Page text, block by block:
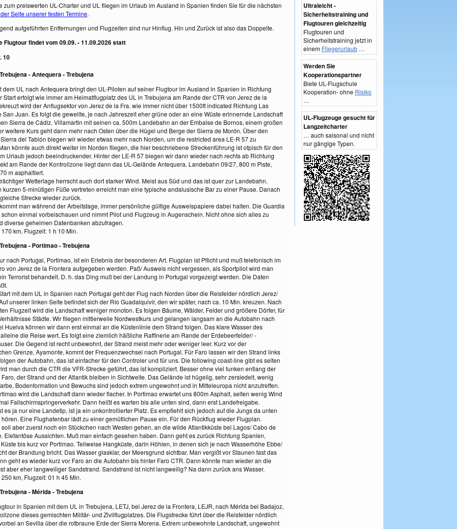
Ultraleicht -
Sicherheitstraining und
Flugtouren gleichzeitig
Flugtouren und
Sicherheitstraining jetzt in
einem Fliegerurlaub …
Werden Sie
Kooperationspartner
Biete UL-Flugschule
Kooperation- ohne Risiko
…
UL-Flugzeuge gesucht für
Langzeitcharter
… auch saisonal und nicht
nur gängige Typen.
zum preiswerten UL-Charter und UL fliegen im Urlaub im Ausland in Spanien finden Sie für die nächsten
Seite unserer festen Termine.
aufgeführten Entfernungen und Flugzeiten sind nur Hinflug. Hin und Zurück ist also das Doppelte.
Flugtour findet vom 09.09. - 11.09.2026 statt
10
- Antequera - Trebujena
dem UL nach Antequera bringt den UL-Piloten auf seiner Flugtour im Ausland in Spanien in Richtung
Start erfolgt wie immer am Heimatflugplatz des UL in Trebujena am Rande der CTR von Jerez de la
wird der Anflugsektor von Jerez de la Fra. wie immer nicht über 1500ft indicated Richtung Las
San Juan. Es folgt die gewellte, je nach Jahreszeit eher grüne oder an eine Wüste erinnernde Landschaft
Sierra de Cádiz. Villamartin mit seinen ca. 500m Landebahn an der Embalse de Bornos, einem großen
weitere Kurs geht dann mehr nach Osten über die Hügel und Berge der Sierra de Morón. Über den
del Tablón biegen wir wieder etwas mehr nach Norden, um die restricted area LE-R 57 zu
könnte auch direkt weiter im Norden fliegen, die hier beschriebene Streckenführung ist otpisch für den
Urlaub jedoch beeindruckender. Hinter der LE-R 57 biegen wir dann wieder nach rechts ab Richtung
am Rande der Kontrollzone liegt dann das UL-Gelände Antequera. Landebahn 09/27, 800 m Piste,
m asphaltiert.
Wetterlage herrscht auch dort starker Wind. Meist aus Süd und das ist quer zur Landebahn.
kurzen 5-minütigen Füße vertreten erreicht man eine typische andalusische Bar zu einer Pause. Danach
Strecke wieder zurück.
man während der Arbeitstage, immer persönliche gültige Ausweispapiere dabei halten. Die Guardia
einmal vorbeischauen und nimmt Pilot und Flugzeug in Augenschein. Nicht ohne sich alles zu
diverse geheimen Datenbanken abzufragen.
km, Flugzeit: 1 h 10 Min.
- Portimao - Trebujena
nach Portugal, Portimao, ist ein Erlebnis der besonderen Art. Flugplan ist Pflicht und muß telefonisch im
von Jerez de la Frontera aufgegeben werden. Paß/ Ausweis nicht vergessen, als Sportpilot wird man
Terrorist behandelt. D. h. das Ding muß bei der Landung in Portugal vorgezeigt werden. Die Daten
mit dem UL in Spanien nach Portugal geht der Flug nach Norden über die Reisfelder nördlich Jerez/
unserer linken Seite befindet sich der Río Guadalquivir, den wir später, nach ca. 10 Min. kreuzen. Nach
Flugzeit wird die Landschaft weniger monoton. Es folgen Bäume, Wälder, Felder und größere Dörfer, für
Städte. Wir fliegen mittlerweile Nordwestkurs und gelangen langsam an die Autobahn nach
Huelva können wir dann erst einmal an die Küstenlinie dem Strand folgen. Das klare Wasser des
die Reise wert. Es folgt eine ziemlich häßliche Raffinerie am Rande der Erdebeerfelder/ -
Die Gegend ist recht unbewohnt, der Strand meist mehr oder weniger leer. Kurz vor der
Grenze, Ayamonte, kommt der Frequenzwechsel nach Portugal. Für Faro lassen wir den Strand links
der Autobahn, das ist einfacher für den Controler und für uns. Die following coast-line gibt es selten
man durch die CTR die VFR-Strecke geführt, das ist kompliziert. Besser ohne viel funken entlang der
der Strand und der Atlantik bleiben in Sichtweite. Das Gelände ist hügelig, sehr zersiedelt, wenig
Bodenformation und Bewuchs sind jedoch extrem ungewohnt und in Mitteleuropa nicht anzutreffen.
wird die Landschaft dann wieder flacher. In Portimao erwartet uns 800m Asphalt, selten wenig Wind
Fallschirmspringerverkehr. Dann heißt es warten bis alle unten sind, dann erst Landefreigabe.
es ja nur eine Landetip, ist ja ein unkontrollierter Platz. Es empfiehlt sich jedoch auf die Jungs da unten
hören. Eine Flughafenbar lädt zu einer gemütlichen Pause ein. Für den Rückflug wieder Flugplan.
soll aber zuerst noch ein Stückchen nach Westen gehen, an die wilde Atlantikküste bei Lagos/ Cabo de
Elefantöse Aussichten. Muß man einfach gesehen haben. Dann geht es zurück Richtung Spanien,
bis kurz vor Portimao. Teilweise Hangküste, darin Höhlen, in denen sich je nach Wasserhöhe Ebbe/
der Brandung bricht. Das Wasser glasklar, der Meersgrund sichtbar. Man vergißt vor Staunen fast das
geht es wieder kurz vor Faro an die Autobahn bis hinter Faro CTR. Dann könnte man wieder an die
aber eher langweiliger Sandstrand. Sandstrand ist nicht langweilig? Na dann zurück ans Wasser.
km, Flugzeit: 01 h 45 Min.
- Mérida - Trebujena
in Spanien mit dem UL in Trebujena, LETJ, bei Jerez de la Frontera, LEJR, nach Mérida bei Badajoz,
dieses gemischten Militär- und Zivilflugplatzes. Die Flugstrecke führt über die Reisfelder nördlich
an Sevilla über die rotbraune Erde der Sierra Morena. Extrem unbewohnte Landschaft, ungewohnt